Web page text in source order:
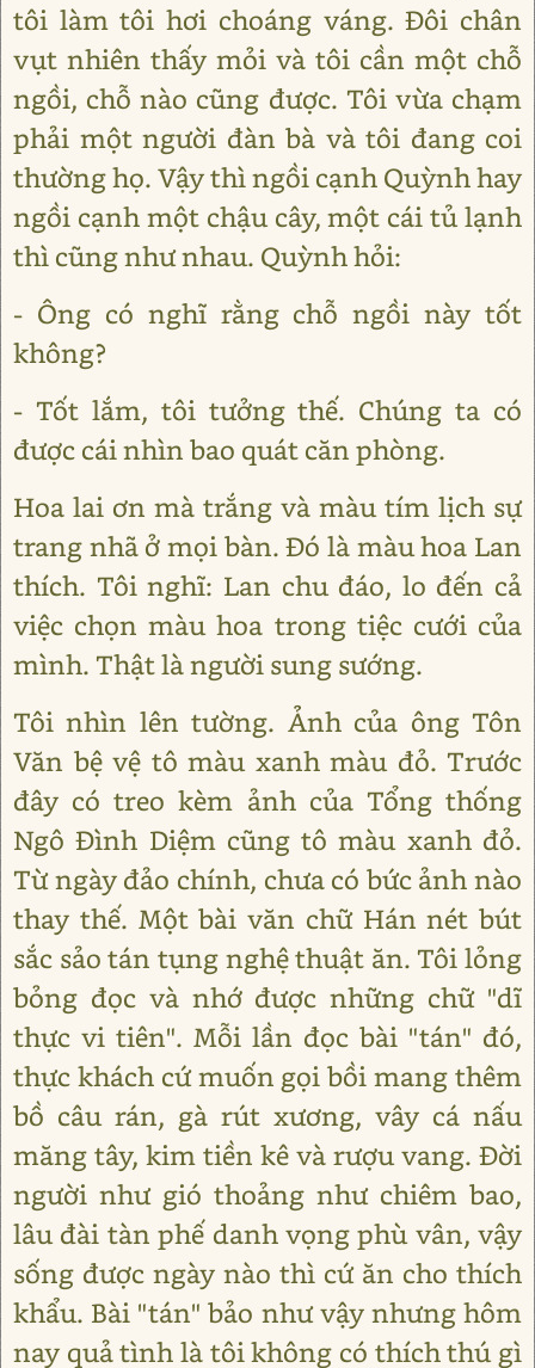
tôi làm tôi hơi choáng váng. Đôi chân
vụt nhiên thấy mỏi và tôi cần một chỗ
ngồi, chỗ nào cũng được. Tôi vừa chạm
phải một người đàn bà và tôi đang coi
thường họ. Vậy thì ngồi cạnh Quỳnh hay
ngồi cạnh một chậu cây, một cái tủ lạnh
thì cũng như nhau. Quỳnh hỏi:
- Ông có nghĩ rằng chỗ ngồi này tốt
không?
- Tốt lắm, tôi tưởng thế. Chúng ta có
được cái nhìn bao quát căn phòng.
Hoa lai ơn mà trắng và màu tím lịch sự
trang nhã ở mọi bàn. Đó là màu hoa Lan
thích. Tôi nghĩ: Lan chu đáo, lo đến cả
việc chọn màu hoa trong tiệc cưới của
mình. Thật là người sung sướng.
Tôi nhìn lên tường. Ảnh của ông Tôn
Văn bệ vệ tô màu xanh màu đỏ. Trước
đây có treo kèm ảnh của Tổng thống
Ngô Đình Diệm cũng tô màu xanh đỏ.
Từ ngày đảo chính, chưa có bức ảnh nào
thay thế. Một bài văn chữ Hán nét bút
sắc sảo tán tụng nghệ thuật ăn. Tôi lỏng
bỏng đọc và nhớ được những chữ "dĩ
thực vi tiên". Mỗi lần đọc bài "tán" đó,
thực khách cứ muốn gọi bồi mang thêm
bồ câu rán, gà rút xương, vây cá nấu
măng tây, kim tiền kê và rượu vang. Đời
người như gió thoảng như chiêm bao,
lâu đài tàn phế danh vọng phù vân, vậy
sống được ngày nào thì cứ ăn cho thích
khẩu. Bài "tán" bảo như vậy nhưng hôm
nay quả tình là tôi không có thích thú gì